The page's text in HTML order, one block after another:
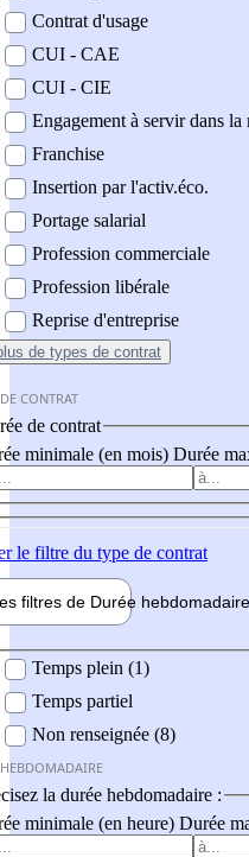
Contrat d'usage
CUI - CAE
CUI - CIE
Engagement à servir dans la
Franchise
Insertion par l'activ.éco.
Portage salarial
Profession commerciale
Profession libérale
Reprise d'entreprise
de types de contrat
CONTRAT
de contrat
minimale (en mois) Durée
le filtre du type de contrat
filtres de Durée hebdomadaire
Temps plein (1)
Temps partiel
Non renseignée (8)
la durée hebdomadaire :
minimale (en heure) Durée